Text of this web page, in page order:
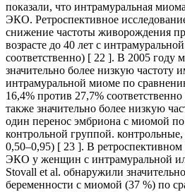
показали, что интрамуральная
ЭКО. Ретроспективное
снижение частоты живорождения
возрасте до 40 лет с
соответственно) [ 22 ]. В 2005 году
значительно более низкую частоту
интрамуральной миоме по
16,4% против 27,7%
также значительно более низкую
один перенос эмбриона с миомой
контрольной группой.
0,50–0,95) [ 23 ]. В
ЭКО у женщин с интрамуральной
Stovall et al. обнаружили
беременности с миомой (37 %) по